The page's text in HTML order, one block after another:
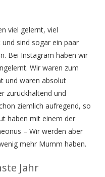
viel gelernt, viel
sind sogar ein paar
Bei Instagram haben wir
Wir waren zum
und waren absolut
zurückhaltend und
ziemlich aufregend, so
haben mit einem der
– Wir werden aber
mehr Mumm haben.
Jahr